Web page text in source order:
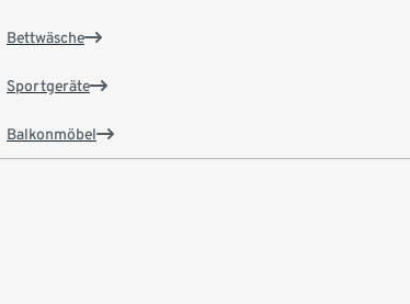
Bettwäsche
Sportgeräte
Balkonmöbel